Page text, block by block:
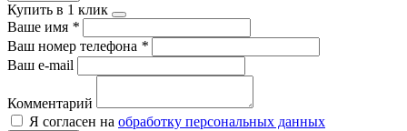
Купить в 1 клик
Ваше имя *
Ваш номер телефона *
Ваш e-mail
Комментарий
Я согласен на обработку персональных данных